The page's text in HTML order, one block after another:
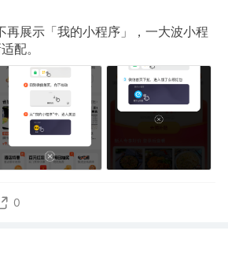
再展示「我的小程序」，一大波小程
配。
0